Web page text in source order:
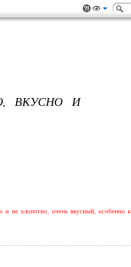
ВКУСНО И
и не хлопотно, очень вкусный, особенно к